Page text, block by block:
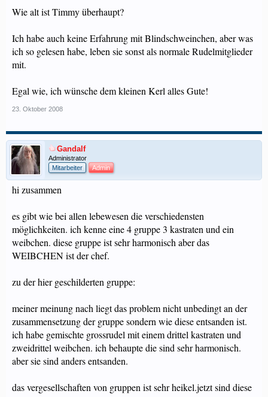
Wie alt ist Timmy überhaupt?
Ich habe auch keine Erfahrung mit Blindschweinchen, aber was
ich so gelesen habe, leben sie sonst als normale Rudelmitglieder
mit.
Egal wie, ich wünsche dem kleinen Kerl alles Gute!
23. Oktober 2008
Gandalf
Administrator
Mitarbeiter
Admin
hi zusammen
es gibt wie bei allen lebewesen die verschiedensten
möglichkeiten. ich kenne eine 4 gruppe 3 kastraten und ein
weibchen. diese gruppe ist sehr harmonisch aber das
WEIBCHEN ist der chef.
zu der hier geschilderten gruppe:
meiner meinung nach liegt das problem nicht unbedingt an der
zusammensetzung der gruppe sondern wie diese entsanden ist.
ich habe gemischte grossrudel mit einem drittel kastraten und
zweidrittel weibchen. ich behaupte die sind sehr harmonisch.
aber sie sind anders entsanden.
das vergesellschaften von gruppen ist sehr heikel.jetzt sind diese